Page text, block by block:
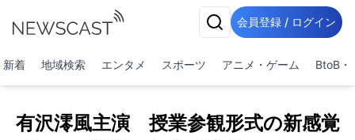
会員登録 / ログイン
新着 地域検索 エンタメ スポーツ アニメ・ゲーム BtoB・
有沢澪風主演 授業参観形式の新感覚